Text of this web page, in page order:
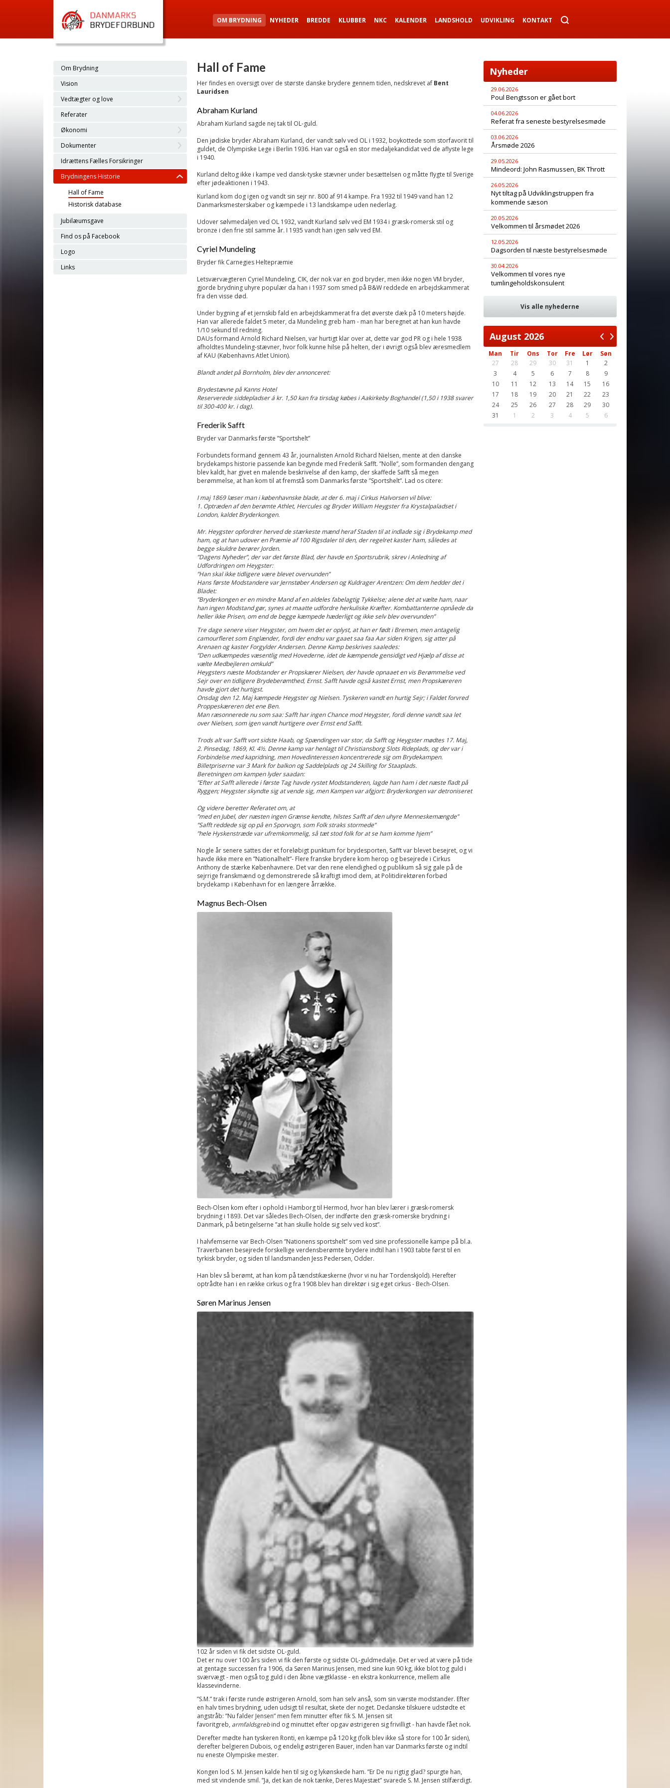
OM BRYDNING NYHEDER BREDDE KLUBBER NKC KALENDER LANDSHOLD UDVIKLING KONTAKT
Om Brydning
Vision
Vedtægter og love
Referater
Økonomi
Dokumenter
Idrættens Fælles Forsikringer
Brydningens Historie
Hall of Fame
Historisk database
Jubilæumsgave
Find os på Facebook
Logo
Links
Hall of Fame
Her findes en oversigt over de største danske brydere gennem tiden, nedskrevet af Bent
Lauridsen
Abraham Kurland
Abraham Kurland sagde nej tak til OL-guld.
Den jødiske bryder Abraham Kurland, der vandt sølv ved OL i 1932, boykottede som storfavorit til
guldet, de Olympiske Lege i Berlin 1936. Han var også en stor medaljekandidat ved de aflyste lege
i 1940.
Kurland deltog ikke i kampe ved dansk-tyske stævner under besættelsen og måtte flygte til Sverige
efter jødeaktionen i 1943.
Kurland kom dog igen og vandt sin sejr nr. 800 af 914 kampe. Fra 1932 til 1949 vand han 12
Danmarksmesterskaber og kæmpede i 13 landskampe uden nederlag.
Udover sølvmedaljen ved OL 1932, vandt Kurland sølv ved EM 1934 i græsk-romersk stil og
bronze i den frie stil samme år. I 1935 vandt han igen sølv ved EM.
Cyriel Mundeling
Bryder fik Carnegies Heltepræmie
Letsværvægteren Cyriel Mundeling, CIK, der nok var en god bryder, men ikke nogen VM bryder,
gjorde brydning uhyre populær da han i 1937 som smed på B&W reddede en arbejdskammerat
fra den visse død.
Under bygning af et jernskib fald en arbejdskammerat fra det øverste dæk på 10 meters højde.
Han var allerede faldet 5 meter, da Mundeling greb ham - man har beregnet at han kun havde
1/10 sekund til redning.
DAUs formand Arnold Richard Nielsen, var hurtigt klar over at, dette var god PR og i hele 1938
afholdtes Mundeling-stævner, hvor folk kunne hilse på helten, der i øvrigt også blev æresmedlem
af KAU (Københavns Atlet Union).
Blandt andet på Bornholm, blev der annonceret:
Brydestævne på Kanns Hotel
Reserverede siddepladser á kr. 1,50 kan fra tirsdag købes i Aakirkeby Boghandel (1,50 i 1938 svarer
til 300-400 kr. i dag).
Frederik Safft
Bryder var Danmarks første ”Sportshelt”
Forbundets formand gennem 43 år, journalisten Arnold Richard Nielsen, mente at den danske
brydekamps historie passende kan begynde med Frederik Safft. ”Nolle”, som formanden dengang
blev kaldt, har givet en malende beskrivelse af den kamp, der skaffede Safft så megen
berømmelse, at han kom til at fremstå som Danmarks første ”Sportshelt”. Lad os citere:
I maj 1869 læser man i københavnske blade, at der 6. maj i Cirkus Halvorsen vil blive:
1. Optræden af den berømte Athlet, Hercules og Bryder William Heygster fra Krystalpaladset i
London, kaldet Bryderkongen.
Mr. Heygster opfordrer herved de stærkeste mænd heraf Staden til at indlade sig i Brydekamp med
ham, og at han udover en Præmie af 100 Rigsdaler til den, der regelret kaster ham, således at
begge skuldre berører Jorden.
”Dagens Nyheder”, der var det første Blad, der havde en Sportsrubrik, skrev i Anledning af
Udfordringen om Heygster:
”Han skal ikke tidligere være blevet overvunden”
Hans første Modstandere var Jernstøber Andersen og Kuldrager Arentzen: Om dem hedder det i
Bladet:
”Bryderkongen er en mindre Mand af en aldeles fabelagtig Tykkelse; alene det at vælte ham, naar
han ingen Modstand gør, synes at maatte udfordre herkuliske Kræfter. Kombattanterne opnåede da
heller ikke Prisen, om end de begge kæmpede hæderligt og ikke selv blev overvunden”
Tre dage senere viser Heygster, om hvem det er oplyst, at han er født i Bremen, men antagelig
camourfleret som Englænder, fordi der endnu var gaaet saa faa Aar siden Krigen, sig atter på
Arenaen og kaster Forgylder Andersen. Denne Kamp beskrives saaledes:
”Den udkæmpedes væsentlig med Hovederne, idet de kæmpende gensidigt ved Hjælp af disse at
vælte Medbejleren omkuld”
Heygsters næste Modstander er Propskærer Nielsen, der havde opnaaet en vis Berømmelse ved
Sejr over en tidligere Brydeberømthed, Ernst. Safft havde også kastet Ernst, men Propskæreren
havde gjort det hurtigst.
Onsdag den 12. Maj kæmpede Heygster og Nielsen. Tyskeren vandt en hurtig Sejr; i Faldet forvred
Proppeskæreren det ene Ben.
Man ræsonnerede nu som saa: Safft har ingen Chance mod Heygster, fordi denne vandt saa let
over Nielsen, som igen vandt hurtigere over Ernst end Safft.
Trods alt var Safft vort sidste Haab, og Spændingen var stor, da Safft og Heygster mødtes 17. Maj,
2. Pinsedag, 1869, Kl. 4½. Denne kamp var henlagt til Christiansborg Slots Rideplads, og der var i
Forbindelse med kapridning, men Hovedinteressen koncentrerede sig om Brydekampen.
Billetpriserne var 3 Mark for balkon og Saddelplads og 24 Skilling for Staaplads.
Beretningen om kampen lyder saadan:
”Efter at Safft allerede i første Tag havde rystet Modstanderen, lagde han ham i det næste fladt på
Ryggen; Heygster skyndte sig at vende sig, men Kampen var afgjort: Bryderkongen var detroniseret
Og videre beretter Referatet om, at
”med en Jubel, der næsten ingen Grænse kendte, hilstes Safft af den uhyre Menneskemængde”
”Safft reddede sig op på en Sporvogn, som Folk straks stormede”
”hele Hyskenstræde var ufremkommelig, så tæt stod folk for at se ham komme hjem”
Nogle år senere sattes der et foreløbigt punktum for brydesporten, Safft var blevet besejret, og vi
havde ikke mere en ”Nationalhelt”- Flere franske brydere kom herop og besejrede i Cirkus
Anthony de stærke Københavnere. Det var den rene elendighed og publikum så sig gale på de
sejrrige franskmænd og demonstrerede så kraftigt imod dem, at Politidirektøren forbød
brydekamp i København for en længere årrække.
Magnus Bech-Olsen
Bech-Olsen kom efter i ophold i Hamborg til Hermod, hvor han blev lærer i græsk-romersk
brydning i 1893. Det var således Bech-Olsen, der indførte den græsk-romerske brydning i
Danmark, på betingelserne ”at han skulle holde sig selv ved kost”.
I halvfemserne var Bech-Olsen ”Nationens sportshelt” som ved sine professionelle kampe på bl.a.
Traverbanen besejrede forskellige verdensberømte brydere indtil han i 1903 tabte først til en
tyrkisk bryder, og siden til landsmanden Jess Pedersen, Odder.
Han blev så berømt, at han kom på tændstikæskerne (hvor vi nu har Tordenskjold). Herefter
optrådte han i en række cirkus og fra 1908 blev han direktør i sig eget cirkus - Bech-Olsen.
Søren Marinus Jensen
102 år siden vi fik det sidste OL-guld.
Det er nu over 100 års siden vi fik den første og sidste OL-guldmedalje. Det er ved at være på tide
at gentage successen fra 1906, da Søren Marinus Jensen, med sine kun 90 kg, ikke blot tog guld i
sværvægt - men også tog guld i den åbne vægtklasse - en ekstra konkurrence, mellem alle
klassevinderne.
”S.M.” trak i første runde østrigeren Arnold, som han selv anså, som sin værste modstander. Efter
en halv times brydning, uden udsigt til resultat, skete der noget. Dedanske tilskuere udstødte et
angstråb: ”Nu falder Jensen” men fem minutter efter fik S. M. Jensen sit
favoritgreb, armfaldsgrebind og minuttet efter opgav østrigeren sig frivilligt - han havde fået nok.
Derefter mødte han tyskeren Ronti, en kæmpe på 120 kg (folk blev ikke så store for 100 år siden),
derefter belgieren Dubois, og endelig østrigeren Bauer, inden han var Danmarks første og indtil
nu eneste Olympiske mester.
Kongen lod S. M. Jensen kalde hen til sig og lykønskede ham. ”Er De nu rigtig glad? spurgte han,
med sit vindende smil. ”Ja, det kan de nok tænke, Deres Majestæt” svarede S. M. Jensen stilfærdigt.
Nyheder
29.06.2026
Poul Bengtsson er gået bort
04.06.2026
Referat fra seneste bestyrelsesmøde
03.06.2026
Årsmøde 2026
29.05.2026
Mindeord: John Rasmussen, BK Thrott
26.05.2026
Nyt tiltag på Udviklingstruppen fra
kommende sæson
20.05.2026
Velkommen til årsmødet 2026
12.05.2026
Dagsorden til næste bestyrelsesmøde
30.04.2026
Velkommen til vores nye
tumlingeholdskonsulent
Vis alle nyhederne
August 2026
Man Tir Ons Tor Fre Lør
Søn
27
28 29 30 31 1
2
3
4 5 6 7 8
9
10
11 12 13 14 15
16
17
18 19 20 21 22
23
24
25 26 27 28 29
30
31
1 2 3 4 5 6